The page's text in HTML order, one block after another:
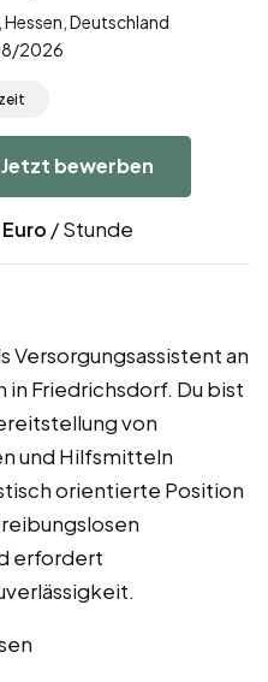
Deutschland
2026
Jetzt bewerben
Euro / Stunde
Versorgungsassistent an
Friedrichsdorf. Du bist
von
und Hilfsmitteln
orientierte Position
erfordert